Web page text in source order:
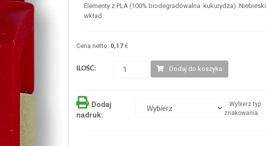
Elementy z PLA (100% biodegradowalna kukurydza). Niebieski
wkład.
Cena netto: 0,17€
ILOŚĆ: Dodaj do koszyka
Dodaj
nadruk:
Wybierz typ
znakowania